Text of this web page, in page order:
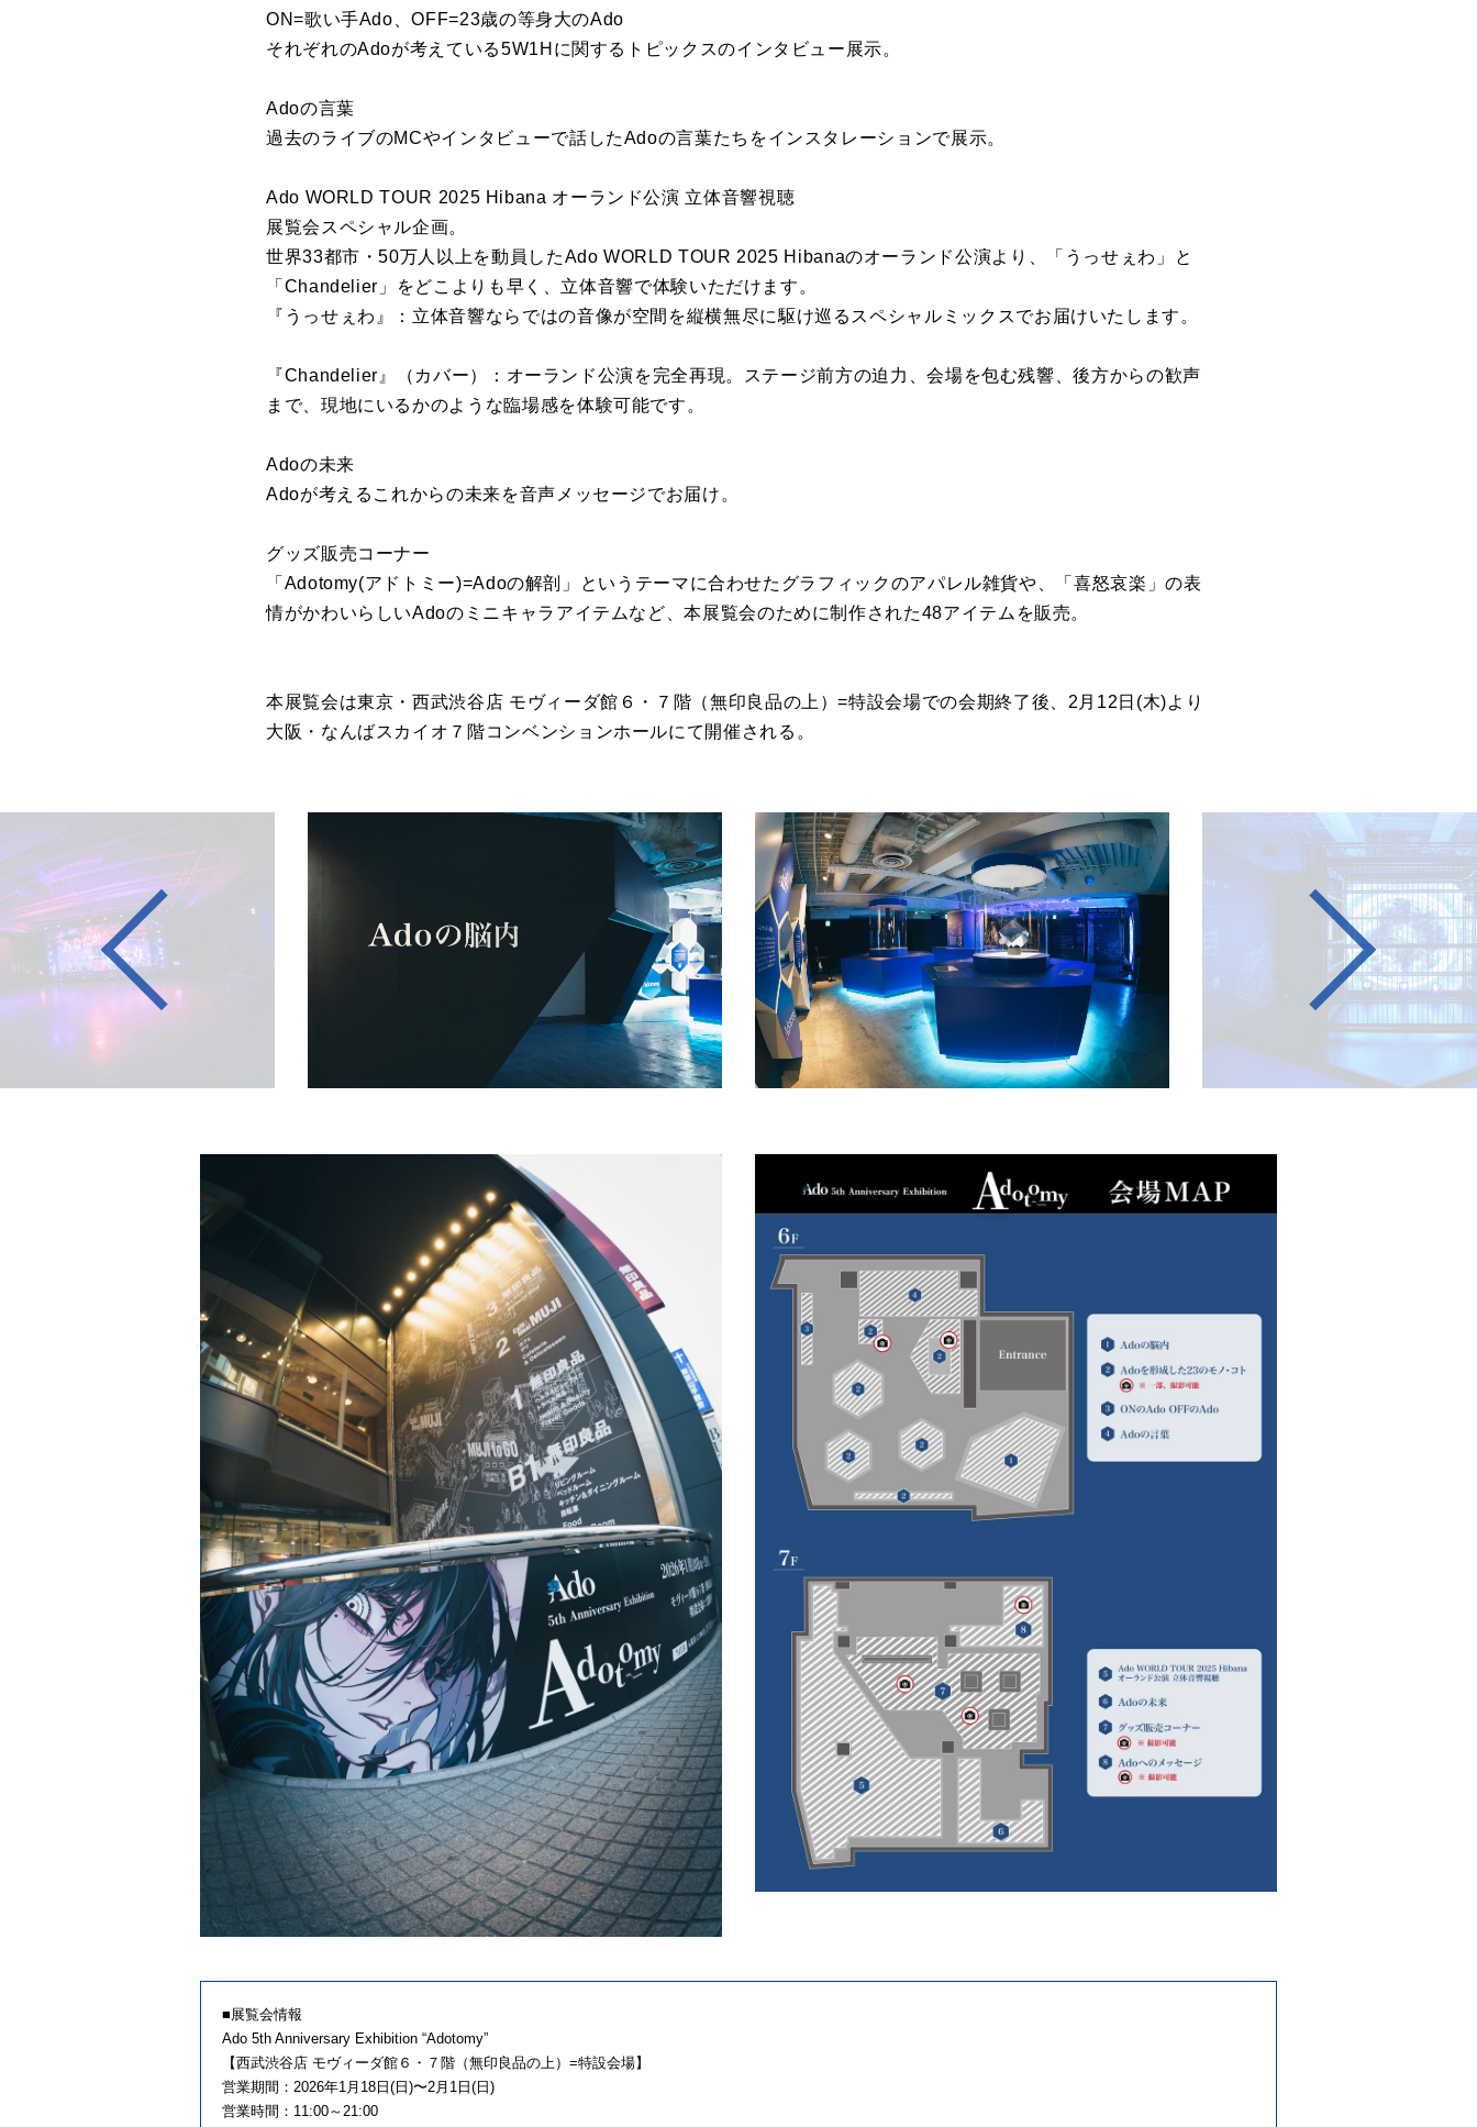
ON=歌い手Ado、OFF=23歳の等身大のAdo
それぞれのAdoが考えている5W1Hに関するトピックスのインタビュー展示。
Adoの言葉
過去のライブのMCやインタビューで話したAdoの言葉たちをインスタレーションで展示。
Ado WORLD TOUR 2025 Hibana オーランド公演 立体音響視聴
展覧会スペシャル企画。
世界33都市・50万人以上を動員したAdo WORLD TOUR 2025 Hibanaのオーランド公演より、「うっせぇわ」と
「Chandelier」をどこよりも早く、立体音響で体験いただけます。
『うっせぇわ』：立体音響ならではの音像が空間を縦横無尽に駆け巡るスペシャルミックスでお届けいたします。
『Chandelier』（カバー）：オーランド公演を完全再現。ステージ前方の迫力、会場を包む残響、後方からの歓声
まで、現地にいるかのような臨場感を体験可能です。
Adoの未来
Adoが考えるこれからの未来を音声メッセージでお届け。
グッズ販売コーナー
「Adotomy(アドトミー)=Adoの解剖」というテーマに合わせたグラフィックのアパレル雑貨や、「喜怒哀楽」の表
情がかわいらしいAdoのミニキャラアイテムなど、本展覧会のために制作された48アイテムを販売。
本展覧会は東京・西武渋谷店 モヴィーダ館６・７階（無印良品の上）=特設会場での会期終了後、2月12日(木)より
大阪・なんばスカイオ７階コンベンションホールにて開催される。
■展覧会情報
Ado 5th Anniversary Exhibition “Adotomy”
【西武渋谷店 モヴィーダ館６・７階（無印良品の上）=特設会場】
営業期間：2026年1月18日(日)〜2月1日(日)
営業時間：11:00～21:00